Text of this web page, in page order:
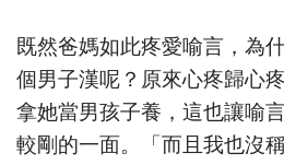
既然爸媽如此疼愛喻言，為
個男子漢呢？原來心疼歸心
拿她當男孩子養，這也讓喻
較剛的一面。「而且我也沒